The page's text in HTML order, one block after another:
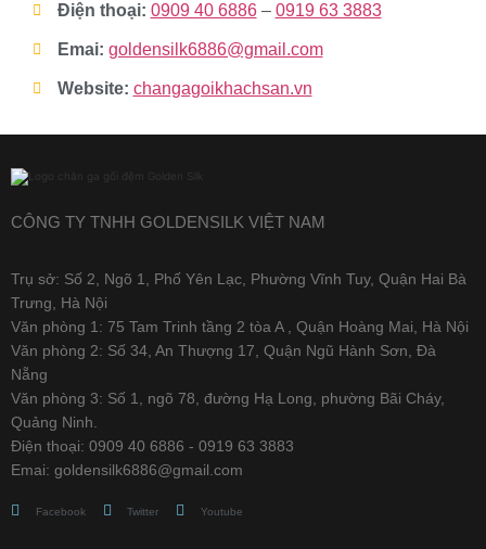
Điện thoại: 0909 40 6886– 0919 63 3883
Emai: goldensilk6886@gmail.com
Website: changagoikhachsan.vn
CÔNG TY TNHH GOLDENSILK VIỆT NAM
Trụ sở: Số 2, Ngõ 1, Phố Yên Lạc, Phường Vĩnh Tuy, Quận Hai Bà
Trưng, Hà Nội
Văn phòng 1: 75 Tam Trinh tầng 2 tòa A , Quận Hoàng Mai, Hà Nội
Văn phòng 2: Số 34, An Thượng 17, Quận Ngũ Hành Sơn, Đà
Nẵng
Văn phòng 3: Số 1, ngõ 78, đường Hạ Long, phường Bãi Cháy,
Quảng Ninh.
Điện thoại: 0909 40 6886 - 0919 63 3883
Emai: goldensilk6886@gmail.com
Facebook Twitter Youtube